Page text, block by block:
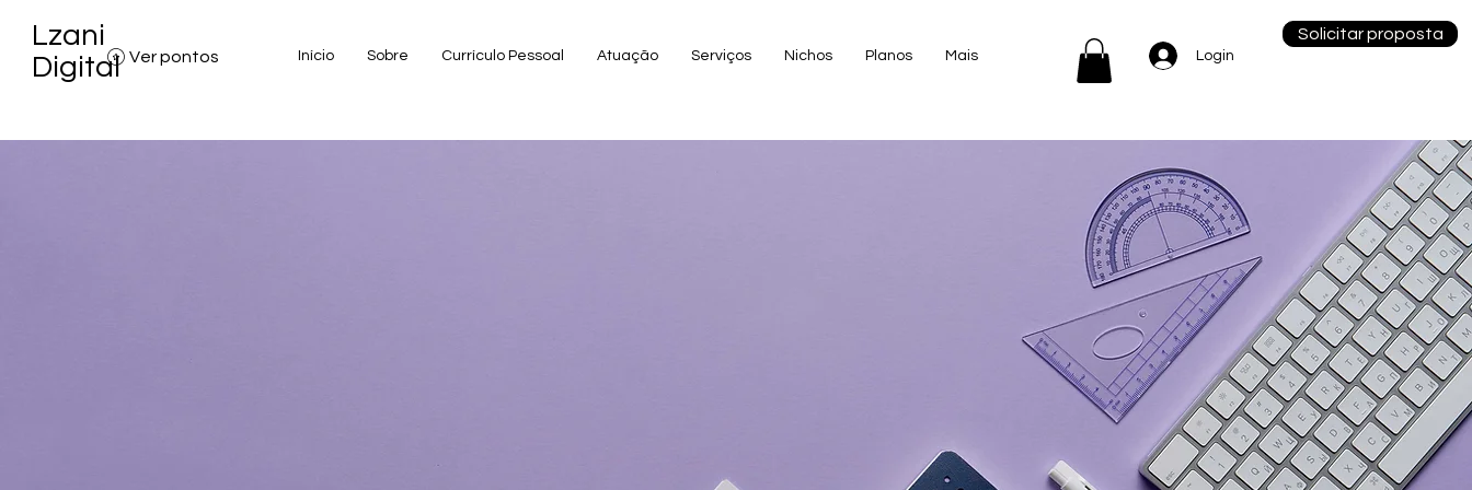
Lzani
Digital
Início Sobre Currículo Pessoal Atuação Serviços Nichos Planos Mais Login
Solicitar proposta
Ver pontos